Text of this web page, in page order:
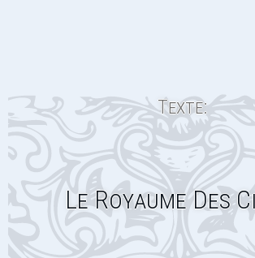
Texte:
Le Royaume Des